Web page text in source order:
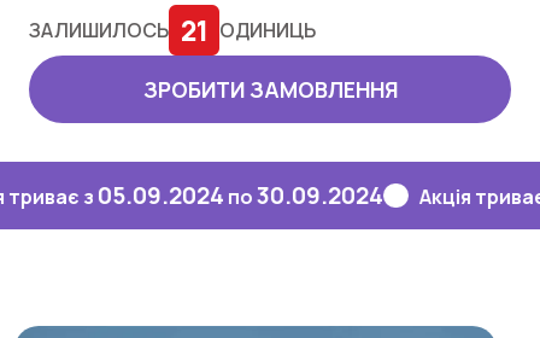
ЗАЛИШИЛОСЬ 21 ОДИНИЦЬ
ЗРОБИТИ ЗАМОВЛЕННЯ
з05.09.2024по30.09.2024 Акція триває з